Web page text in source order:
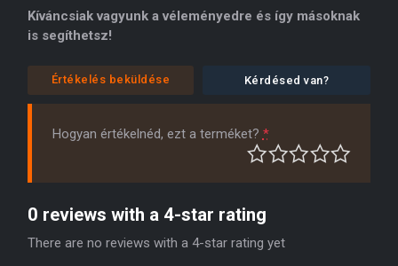
Kíváncsiak vagyunk a véleményedre és így másoknak
is segíthetsz!
Értékelés beküldése Kérdésed van?
Hogyan értékelnéd, ezt a terméket? *
0 reviews with a 4-star rating
There are no reviews with a 4-star rating yet